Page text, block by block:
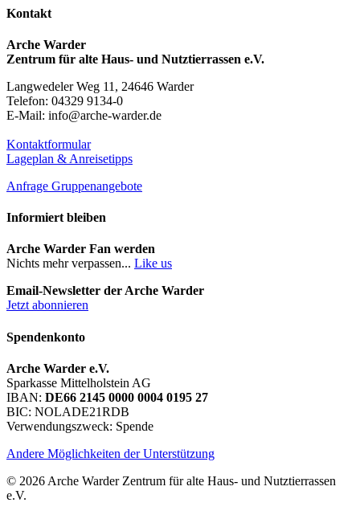
Kontakt
Arche Warder
Zentrum für alte Haus- und Nutztierrassen e.V.
Langwedeler Weg 11, 24646 Warder
Telefon: 04329 9134-0
E-Mail: info@arche-warder.de
Kontaktformular
Lageplan & Anreisetipps
Anfrage Gruppenangebote
Informiert bleiben
Arche Warder Fan werden
Nichts mehr verpassen... Like us
Email-Newsletter der Arche Warder
Jetzt abonnieren
Spendenkonto
Arche Warder e.V.
Sparkasse Mittelholstein AG
IBAN: DE66 2145 0000 0004 0195 27
BIC: NOLADE21RDB
Verwendungszweck: Spende
Andere Möglichkeiten der Unterstützung
© 2026 Arche Warder Zentrum für alte Haus- und Nutztierrassen
e.V.